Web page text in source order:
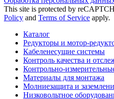
This site is protected by
Policy and Terms of Service apply.
Каталог
Редукторы и мотор-
Кабеленесущие системы
Контроль качества и
Контрольно-
Материалы для монтажа
Молниезащита и
Низковольтное